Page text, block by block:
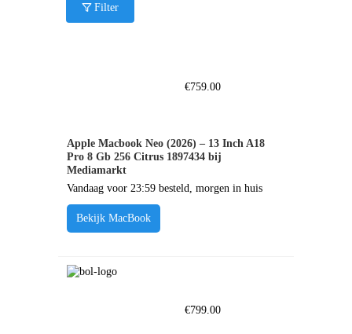
Filter
€759.00
Apple Macbook Neo (2026) – 13 Inch A18
Pro 8 Gb 256 Citrus 1897434 bij
Mediamarkt
Vandaag voor 23:59 besteld, morgen in huis
Bekijk MacBook
€799.00